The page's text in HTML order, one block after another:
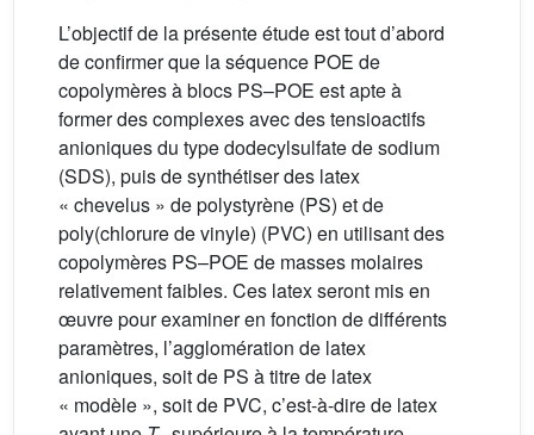
L’objectif de la présente étude est tout d’abord
de confirmer que la séquence POE de
copolymères à blocs PS–POE est apte à
former des complexes avec des tensioactifs
anioniques du type dodecylsulfate de sodium
(SDS), puis de synthétiser des latex
« chevelus » de polystyrène (PS) et de
poly(chlorure de vinyle) (PVC) en utilisant des
copolymères PS–POE de masses molaires
relativement faibles. Ces latex seront mis en
œuvre pour examiner en fonction de différents
paramètres, l’agglomération de latex
anioniques, soit de PS à titre de latex
« modèle », soit de PVC, c’est-à-dire de latex